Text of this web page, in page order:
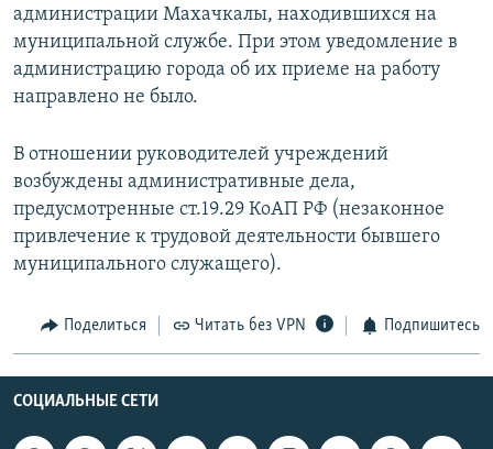
администрации Махачкалы, находившихся на
муниципальной службе. При этом уведомление в
администрацию города об их приеме на работу
направлено не было.
В отношении руководителей учреждений
возбуждены административные дела,
предусмотренные ст.19.29 КоАП РФ (незаконное
привлечение к трудовой деятельности бывшего
муниципального служащего).
Поделиться Читать без VPN Подпишитесь
СОЦИАЛЬНЫЕ СЕТИ